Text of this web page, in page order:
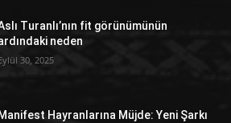
Turanlı’nın fit görünümünün
neden
30, 2025
Manifest Hayranlarına Müjde: Yeni Şarkı